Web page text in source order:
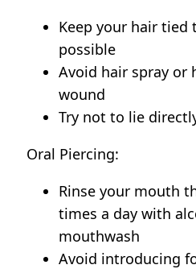
Keep your hair tied
possible
Avoid hair spray or
wound
Try not to lie
Oral Piercing:
Rinse your mouth
times a day with
mouthwash
Avoid introducing